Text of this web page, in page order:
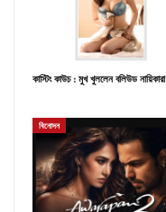
কাস্টিং কাউচ : মুখ খুললেন বলিউড নায়িকারা
বিনোদন